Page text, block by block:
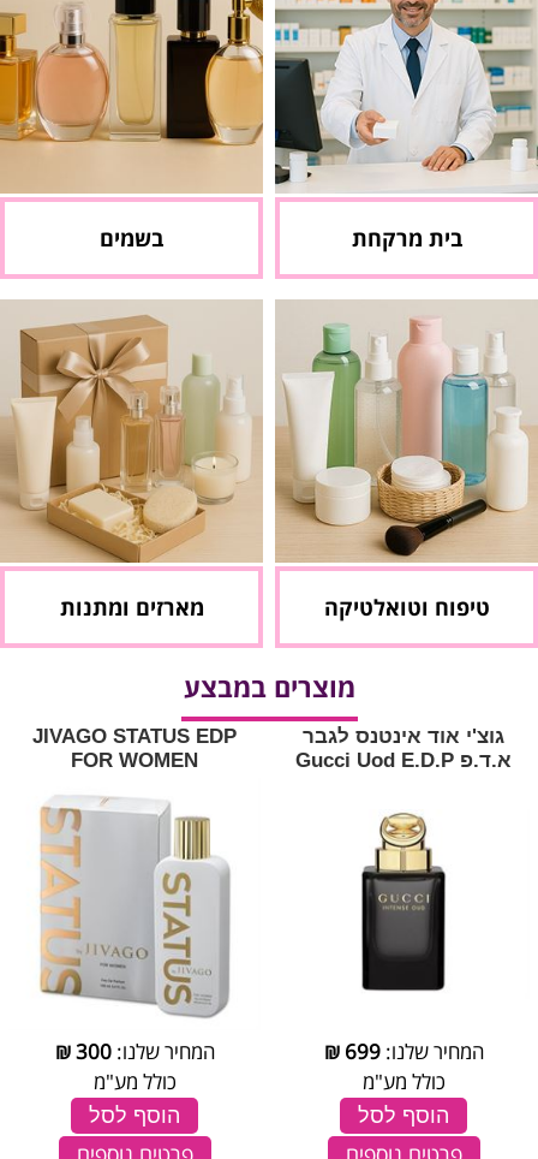
בית מרקחת בשמים
טיפוח וטואלטיקה מארזים ומתנות
מוצרים במבצע
גוצ'י אוד אינטנס לגבר
א.ד.פ Gucci Uod E.D.P
המחיר שלנו:699
₪
כולל מע"מ
הוסף לסל
JIVAGO STATUS EDP
FOR WOMEN
המחיר שלנו:300
₪
כולל מע"מ
הוסף לסל